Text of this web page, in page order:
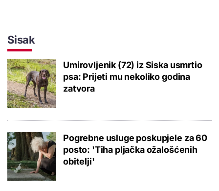
Sisak
Umirovljenik (72) iz Siska usmrtio
psa: Prijeti mu nekoliko godina
zatvora
Pogrebne usluge poskupjele za 60
posto: 'Tiha pljačka ožalošćenih
obitelji'